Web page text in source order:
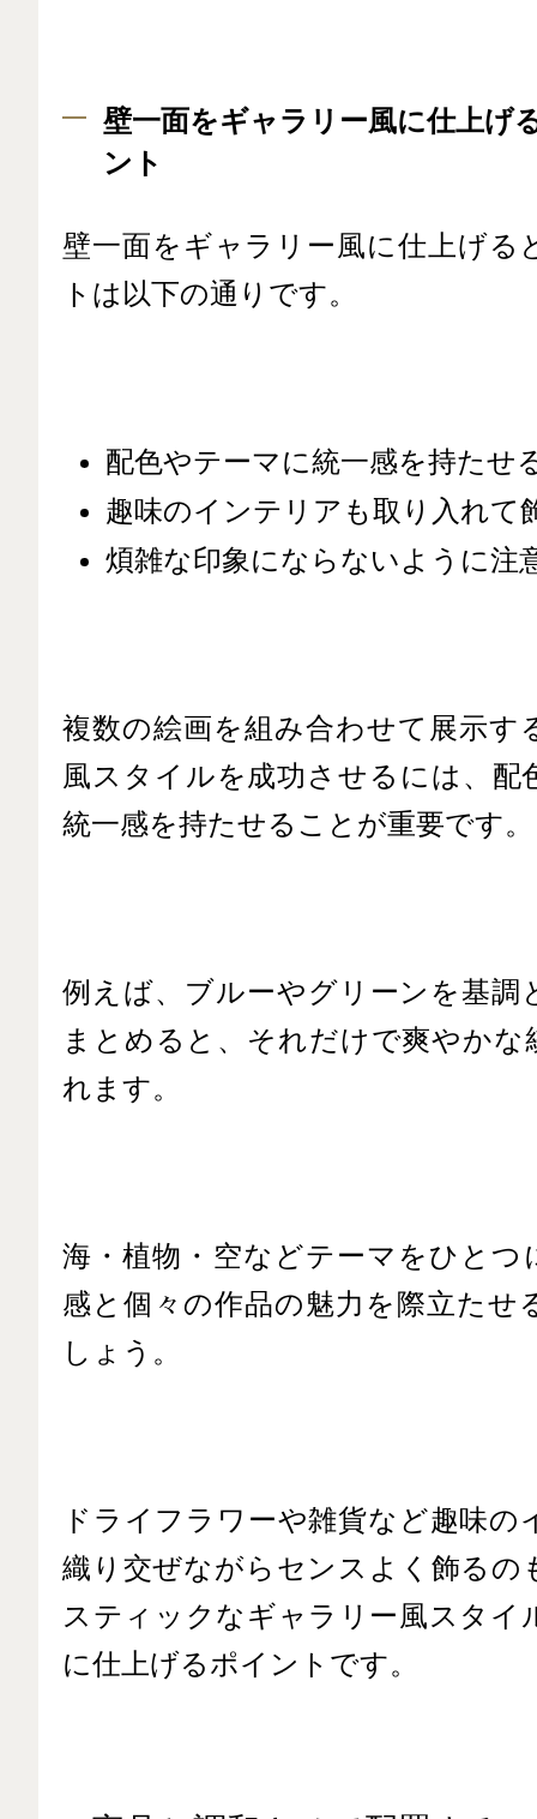
壁一面をギャラリー風に仕上げ
ント
壁一面をギャラリー風に仕上げる
トは以下の通りです。
配色やテーマに統一感を持たせ
趣味のインテリアも取り入れて
煩雑な印象にならないように注
複数の絵画を組み合わせて展示す
風スタイルを成功させるには、配
統一感を持たせることが重要です。
例えば、ブルーやグリーンを基調
まとめると、それだけで爽やかな
れます。
海・植物・空などテーマをひとつ
感と個々の作品の魅力を際立たせ
しょう。
ドライフラワーや雑貨など趣味の
織り交ぜながらセンスよく飾るの
スティックなギャラリー風スタイ
に仕上げるポイントです。